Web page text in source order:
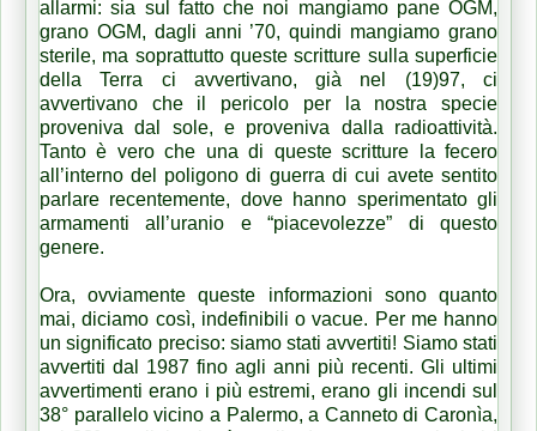
allarmi: sia sul fatto che noi mangiamo pane OGM,
grano OGM, dagli anni ’70, quindi mangiamo grano
sterile, ma soprattutto queste scritture sulla superficie
della Terra ci avvertivano, già nel (19)97, ci
avvertivano che il pericolo per la nostra specie
proveniva dal sole, e proveniva dalla radioattività.
Tanto è vero che una di queste scritture la fecero
all’interno del poligono di guerra di cui avete sentito
parlare recentemente, dove hanno sperimentato gli
armamenti all’uranio e “piacevolezze” di questo
genere.
Ora, ovviamente queste informazioni sono quanto
mai, diciamo così, indefinibili o vacue. Per me hanno
un significato preciso: siamo stati avvertiti! Siamo stati
avvertiti dal 1987 fino agli anni più recenti. Gli ultimi
avvertimenti erano i più estremi, erano gli incendi sul
38° parallelo vicino a Palermo, a Canneto di Caronìa,